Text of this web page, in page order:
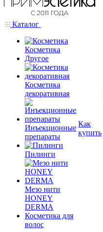
Каталог
Косметика
Другое
Косметика
декоративная
Инъекционные
препараты
Пилинги
Мезо нити
HONEY
DERMA
Косметика для
волос
Как
купить